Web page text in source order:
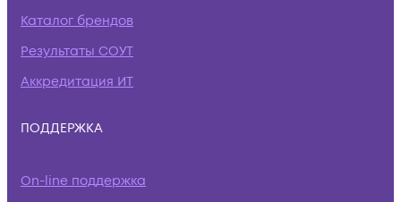
Каталог брендов
Результаты СОУТ
Аккредитация ИТ
ПОДДЕРЖКА
On-line поддержка